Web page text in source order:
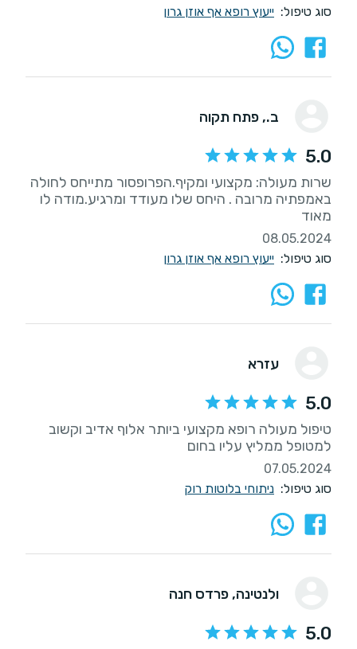
סוג טיפול: ייעוץ רופא אף אוזן גרון
ב., פתח תקוה
5.0
שרות מעולה: מקצועי ומקיף.הפרופסור מתייחס לחולה
באמפתיה מרובה . היחס שלו מעודד ומרגיע.מודה לו
מאוד
08.05.2024
סוג טיפול: ייעוץ רופא אף אוזן גרון
עזרא
5.0
טיפול מעולה רופא מקצועי ביותר אלוף אדיב וקשוב
למטופל ממליץ עליו בחום
07.05.2024
סוג טיפול: ניתוחי בלוטות רוק
ולנטינה, פרדס חנה
5.0